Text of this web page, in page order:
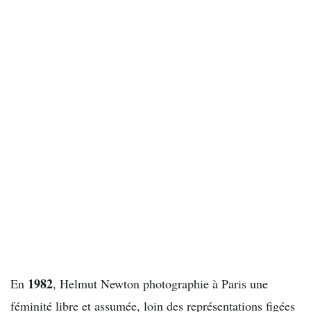
En 1982, Helmut Newton photographie à Paris une
féminité libre et assumée, loin des représentations figées